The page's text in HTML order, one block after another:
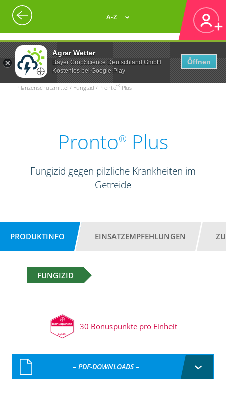
Agrar Wetter
Bayer CropScience Deutschland GmbH
Kostenlos bei Google Play
Öffnen
A-Z
Pflanzenschutzmittel / Fungizid / Pronto® Plus
Pronto® Plus
Fungizid gegen pilzliche Krankheiten im
Getreide
PRODUKTINFO EINSATZEMPFEHLUNGEN
FUNGIZID
30 Bonuspunkte pro Einheit
– PDF-DOWNLOADS –